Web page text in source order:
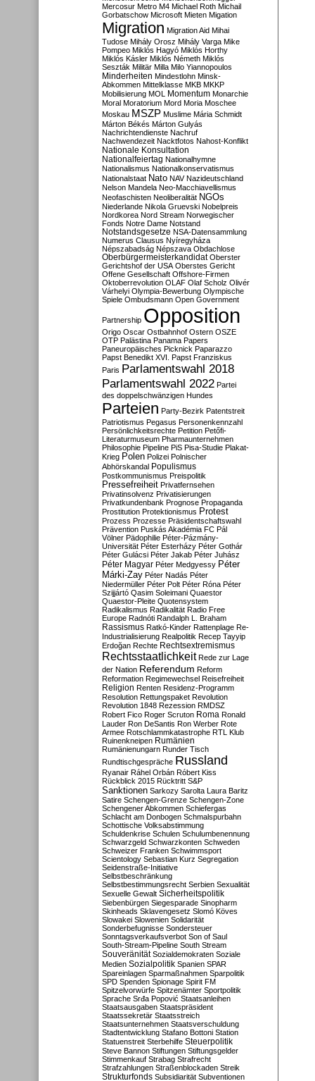
Mercosur Metro M4 Michael Roth Michail
Gorbatschow Microsoft Mieten Migation
Migration Migration Aid Mihai
Tudose Mihály Orosz Mihály Varga Mike
Pompeo Miklós Hagyó Miklós Horthy
Miklós Kásler Miklós Németh Miklós
Seszták Militär Milla Milo Yiannopoulos
Minderheiten Mindestlohn Minsk-
Abkommen Mittelklasse MKB MKKP
Mobilisierung MOL Momentum Monarchie
Moral Moratorium Mord Moria Moschee
Moskau MSZP Muslime Mária Schmidt
Márton Békés Márton Gulyás
Nachrichtendienste Nachruf
Nachwendezeit Nacktfotos Nahost-Konflikt
Nationale Konsultation
Nationalfeiertag Nationalhymne
Nationalismus Nationalkonservatismus
Nationalstaat Nato NAV Nazideutschland
Nelson Mandela Neo-Macchiavellismus
Neofaschisten Neoliberalität NGOs
Niederlande Nikola Gruevski Nobelpreis
Nordkorea Nord Stream Norwegischer
Fonds Notre Dame Notstand
Notstandsgesetze NSA-Datensammlung
Numerus Clausus Nyíregyháza
Népszabadság Népszava Obdachlose
Oberbürgermeisterkandidat Oberster
Gerichtshof der USA Oberstes Gericht
Offene Gesellschaft Offshore-Firmen
Oktoberrevolution OLAF Olaf Scholz Olivér
Várhelyi Olympia-Bewerbung Olympische
Spiele Ombudsmann Open Government
Partnership Opposition
Origo Oscar Ostbahnhof Ostern OSZE
OTP Palästina Panama Papers
Paneuropäisches Picknick Paparazzo
Papst Benedikt XVI. Papst Franziskus
Paris Parlamentswahl 2018
Parlamentswahl 2022 Partei
des doppelschwänzigen Hundes
Parteien Party-Bezirk Patentstreit
Patriotismus Pegasus Personenkennzahl
Persönlichkeitsrechte Petition Petőfi-
Literaturmuseum Pharmaunternehmen
Philosophie Pipeline PiS Pisa-Studie Plakat-
Krieg Polen Polizei Polnischer
Abhörskandal Populismus
Postkommunismus Preispolitik
Pressefreiheit Privatfernsehen
Privatinsolvenz Privatisierungen
Privatkundenbank Prognose Propaganda
Prostitution Protektionismus Protest
Prozess Prozesse Präsidentschaftswahl
Prävention Puskás Akadémia FC Pál
Völner Pädophilie Péter-Pázmány-
Universität Péter Esterházy Péter Gothár
Péter Gulácsi Péter Jakab Péter Juhász
Péter Magyar Péter Medgyessy Péter
Márki-Zay Péter Nadás Péter
Niedermüller Péter Polt Péter Róna Péter
Szijjártó Qasim Soleimani Quaestor
Quaestor-Pleite Quotensystem
Radikalismus Radikalität Radio Free
Europe Radnóti Randalph L. Braham
Rassismus Ratkó-Kinder Rattenplage Re-
Industrialisierung Realpolitik Recep Tayyip
Erdoğan Rechte Rechtsextremismus
Rechtsstaatlichkeit Rede zur Lage
der Nation Referendum Reform
Reformation Regimewechsel Reisefreiheit
Religion Renten Residenz-Programm
Resolution Rettungspaket Revolution
Revolution 1848 Rezession RMDSZ
Robert Fico Roger Scruton Roma Ronald
Lauder Ron DeSantis Ron Werber Rote
Armee Rotschlammkatastrophe RTL Klub
Ruinenkneipen Rumänien
Rumänienungarn Runder Tisch
Rundtischgespräche Russland
Ryanair Ráhel Orbán Róbert Kiss
Rückblick 2015 Rücktritt S&P
Sanktionen Sarkozy Sarolta Laura Baritz
Satire Schengen-Grenze Schengen-Zone
Schengener Abkommen Schiefergas
Schlacht am Donbogen Schmalspurbahn
Schottische Volksabstimmung
Schuldenkrise Schulen Schulumbenennung
Schwarzgeld Schwarzkonten Schweden
Schweizer Franken Schwimmsport
Scientology Sebastian Kurz Segregation
Seidenstraße-Initiative
Selbstbeschränkung
Selbstbestimmungsrecht Serbien Sexualität
Sexuelle Gewalt Sicherheitspolitik
Siebenbürgen Siegesparade Sinopharm
Skinheads Sklavengesetz Slomó Köves
Slowakei Slowenien Solidarität
Sonderbefugnisse Sondersteuer
Sonntagsverkaufsverbot Son of Saul
South-Stream-Pipeline South Stream
Souveränität Sozialdemokraten Soziale
Medien Sozialpolitik Spanien SPAR
Spareinlagen Sparmaßnahmen Sparpolitik
SPD Spenden Spionage Spirit FM
Spitzelvorwürfe Spitzenämter Sportpolitik
Sprache Srđa Popović Staatsanleihen
Staatsausgaben Staatspräsident
Staatssekretär Staatsstreich
Staatsunternehmen Staatsverschuldung
Stadtentwicklung Stafano Bottoni Station
Statuenstreit Sterbehilfe Steuerpolitik
Steve Bannon Stiftungen Stiftungsgelder
Stimmenkauf Strabag Strafrecht
Strafzahlungen Straßenblockaden Streik
Strukturfonds Subsidiarität Subventionen